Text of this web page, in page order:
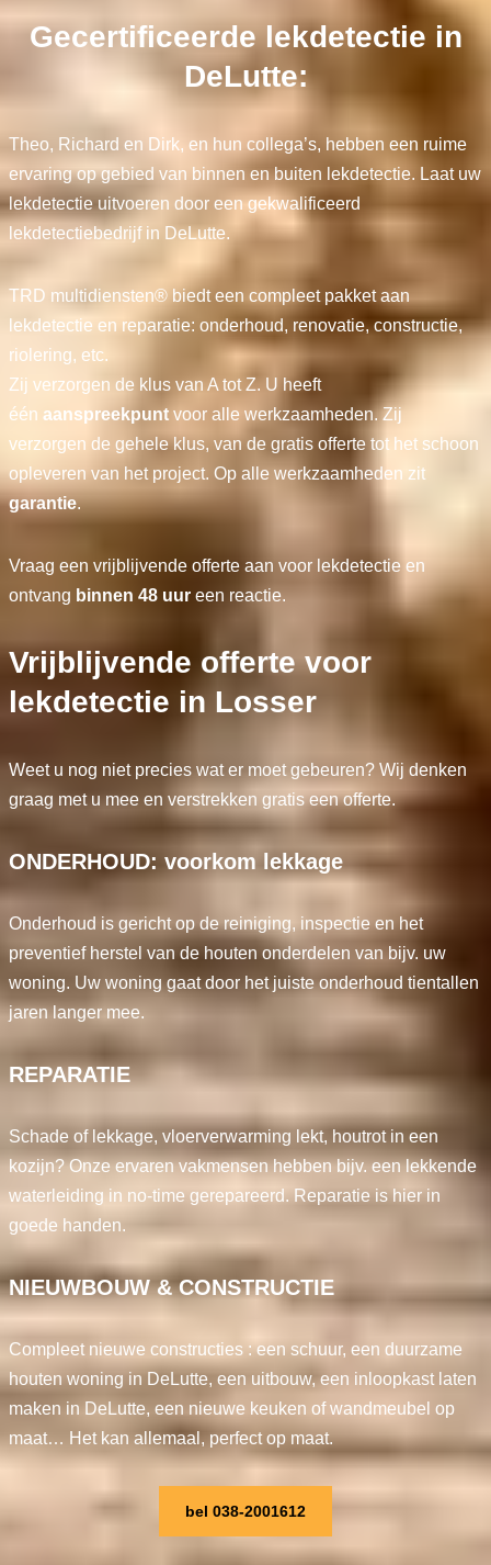
Gecertificeerde lekdetectie in
DeLutte:
Theo, Richard en Dirk, en hun collega’s, hebben een ruime
ervaring op gebied van binnen en buiten lekdetectie. Laat uw
lekdetectie uitvoeren door een gekwalificeerd
lekdetectiebedrijf in DeLutte.
TRD multidiensten® biedt een compleet pakket aan
lekdetectie en reparatie: onderhoud, renovatie, constructie,
riolering, etc.
Zij verzorgen de klus van A tot Z. U heeft
één aanspreekpuntvoor alle werkzaamheden. Zij
verzorgen de gehele klus, van de gratis offerte tot het schoon
opleveren van het project. Op alle werkzaamheden zit
garantie.
Vraag een vrijblijvende offerte aan voor lekdetectie en
ontvang binnen 48 uureen reactie.
Vrijblijvende offerte voor
lekdetectie in Losser
Weet u nog niet precies wat er moet gebeuren? Wij denken
graag met u mee en verstrekken gratis een offerte.
ONDERHOUD: voorkom lekkage
Onderhoud is gericht op de reiniging, inspectie en het
preventief herstel van de houten onderdelen van bijv. uw
woning. Uw woning gaat door het juiste onderhoud tientallen
jaren langer mee.
REPARATIE
Schade of lekkage, vloerverwarming lekt, houtrot in een
kozijn? Onze ervaren vakmensen hebben bijv. een lekkende
waterleiding in no-time gerepareerd. Reparatie is hier in
goede handen.
NIEUWBOUW & CONSTRUCTIE
Compleet nieuwe constructies : een schuur, een duurzame
houten woning in DeLutte, een uitbouw, een inloopkast laten
maken in DeLutte, een nieuwe keuken of wandmeubel op
maat… Het kan allemaal, perfect op maat.
bel 038-2001612